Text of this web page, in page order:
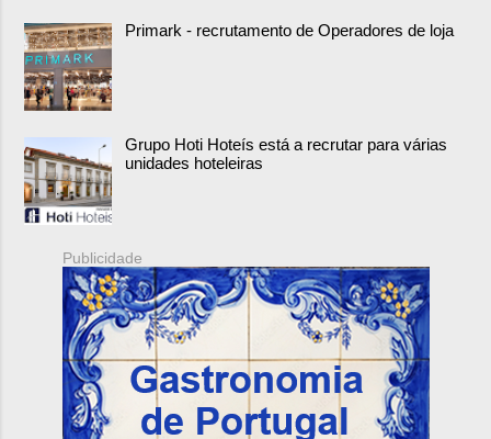
Primark - recrutamento de Operadores de loja
Grupo Hoti Hoteís está a recrutar para várias
unidades hoteleiras
Publicidade